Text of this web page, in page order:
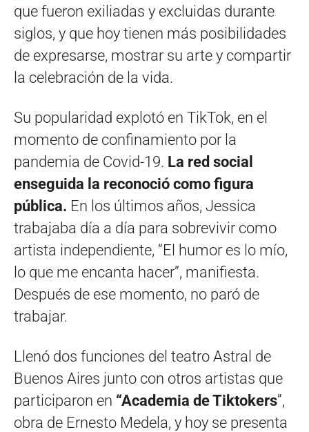
que fueron exiliadas y excluidas durante
siglos, y que hoy tienen más posibilidades
de expresarse, mostrar su arte y compartir
la celebración de la vida.
Su popularidad explotó en TikTok, en el
momento de confinamiento por la
pandemia de Covid-19. La red social
enseguida la reconoció como figura
pública. En los últimos años, Jessica
trabajaba día a día para sobrevivir como
artista independiente, “El humor es lo mío,
lo que me encanta hacer”, manifiesta.
Después de ese momento, no paró de
trabajar.
Llenó dos funciones del teatro Astral de
Buenos Aires junto con otros artistas que
participaron en “Academia de Tiktokers”,
obra de Ernesto Medela, y hoy se presenta